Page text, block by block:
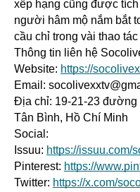
xếp hạng cũng được
người hâm mộ nắm bắt
cầu chỉ trong vài thao
Thông tin liên hệ
Website: https://
Email:
Địa chỉ: 19-21-23 đường
Tân Bình, Hồ Chí Minh
Social:
Issuu: https://issuu.com/
Pinterest: https://
Twitter: https://x.com/